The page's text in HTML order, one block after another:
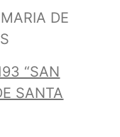
DE
“SAN
SANTA